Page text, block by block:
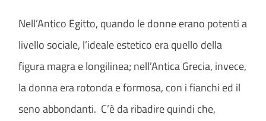
Nell’Antico Egitto, quando le donne erano potenti a
livello sociale, l’ideale estetico era quello della
figura magra e longilinea; nell’Antica Grecia, invece,
la donna era rotonda e formosa, con i fianchi ed il
seno abbondanti. C’è da ribadire quindi che,